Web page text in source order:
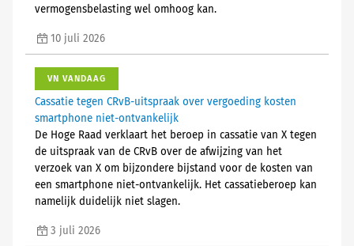
vermogensbelasting wel omhoog kan.
10 juli 2026
VN VANDAAG
Cassatie tegen CRvB-uitspraak over vergoeding kosten
smartphone niet-ontvankelijk
De Hoge Raad verklaart het beroep in cassatie van X tegen
de uitspraak van de CRvB over de afwijzing van het
verzoek van X om bijzondere bijstand voor de kosten van
een smartphone niet-ontvankelijk. Het cassatieberoep kan
namelijk duidelijk niet slagen.
3 juli 2026